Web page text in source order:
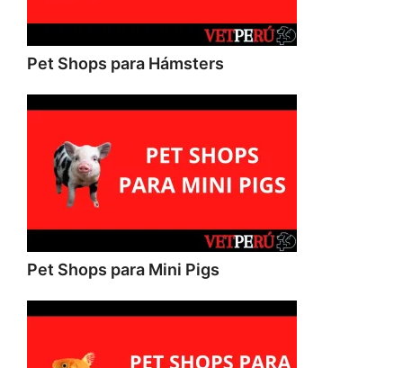
Pet Shops para Hámsters
Pet Shops para Mini Pigs